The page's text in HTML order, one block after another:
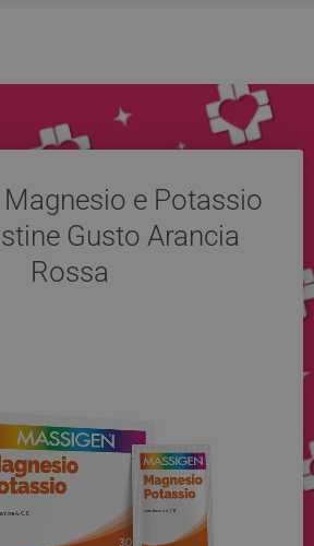
e Potassio
Gusto Arancia
Rossa